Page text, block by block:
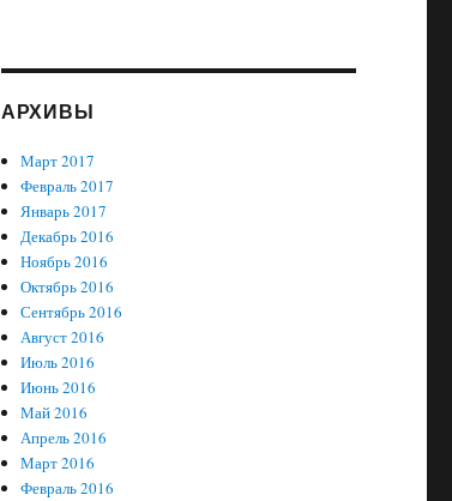
АРХИВЫ
Март 2017
Февраль 2017
Январь 2017
Декабрь 2016
Ноябрь 2016
Октябрь 2016
Сентябрь 2016
Август 2016
Июль 2016
Июнь 2016
Май 2016
Апрель 2016
Март 2016
Февраль 2016